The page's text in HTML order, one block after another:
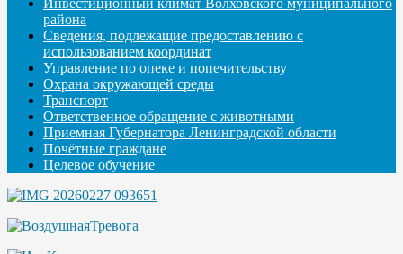
района
Сведения, подлежащие предоставлению с
использованием координат
Управление по опеке и попечительству
Охрана окружающей среды
Транспорт
Ответственное обращение с животными
Приемная Губернатора Ленинградской области
Почётные граждане
Целевое обучение